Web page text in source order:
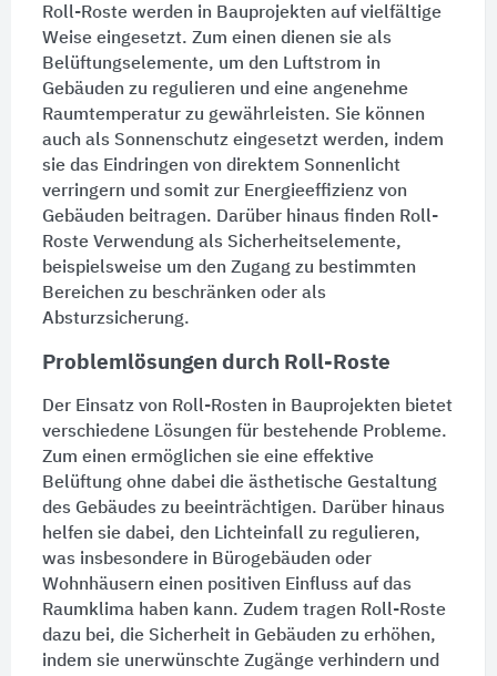
Roll-Roste werden in Bauprojekten auf vielfältige
Weise eingesetzt. Zum einen dienen sie als
Belüftungselemente, um den Luftstrom in
Gebäuden zu regulieren und eine angenehme
Raumtemperatur zu gewährleisten. Sie können
auch als Sonnenschutzeingesetzt werden, indem
sie das Eindringen von direktem Sonnenlicht
verringern und somit zur Energieeffizienz von
Gebäuden beitragen. Darüber hinaus finden Roll-
Roste Verwendung als Sicherheitselemente,
beispielsweise um den Zugang zu bestimmten
Bereichen zu beschränken oder als
Absturzsicherung.
Problemlösungen durch Roll-Roste
Der Einsatz von Roll-Rosten in Bauprojekten bietet
verschiedene Lösungen für bestehende Probleme.
Zum einen ermöglichen sie eine effektive
Belüftungohne dabei die ästhetische Gestaltung
des Gebäudes zu beeinträchtigen. Darüber hinaus
helfen sie dabei, den Lichteinfall zu regulieren,
was insbesondere in Bürogebäuden oder
Wohnhäusern einen positiven Einfluss auf das
Raumklima haben kann. Zudem tragen Roll-Roste
dazu bei, die Sicherheit in Gebäuden zu erhöhen,
indem sie unerwünschte Zugänge verhindern und